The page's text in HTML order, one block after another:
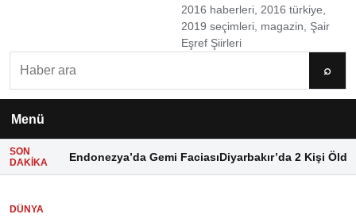
2016 haberleri, 2016 türkiye,
2019 seçimleri, magazin, Şair
Eşref Şiirleri
⌕
Menü
SON
DAKIKA
Endonezya’da Gemi FaciasıDiyarbakır’da 2 Kişi Öldü
DÜNYA